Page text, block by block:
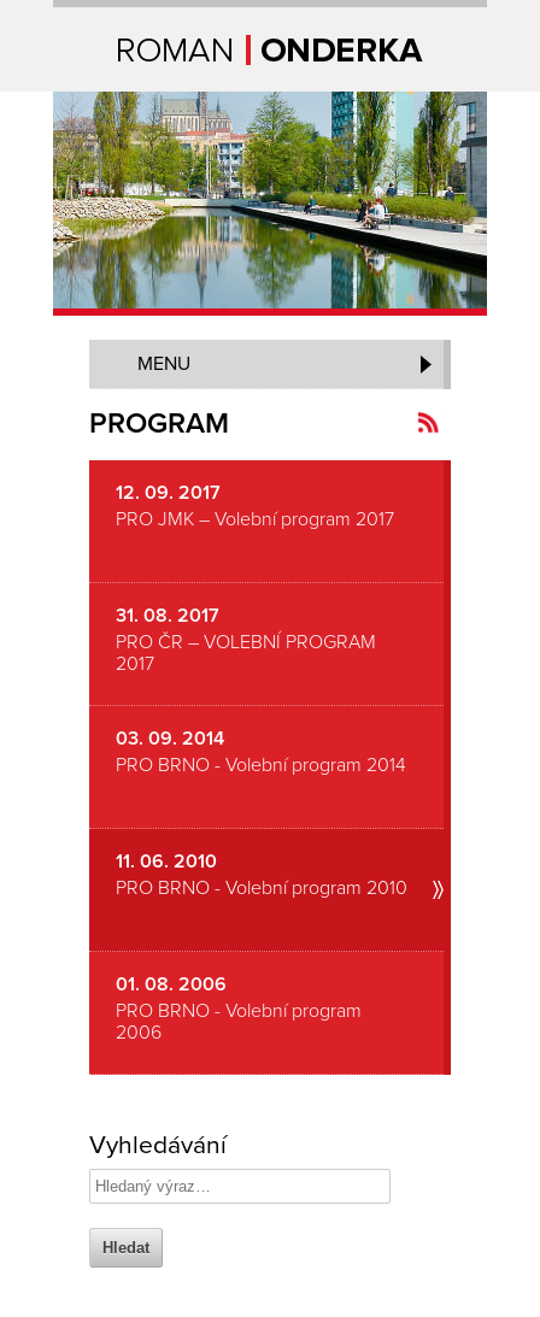
MENU
PROGRAM
12. 09. 2017
PRO JMK – Volební program 2017
31. 08. 2017
PRO ČR – VOLEBNÍ PROGRAM
2017
03. 09. 2014
PRO BRNO - Volební program 2014
11. 06. 2010
PRO BRNO - Volební program 2010
01. 08. 2006
PRO BRNO - Volební program
2006
Vyhledávání